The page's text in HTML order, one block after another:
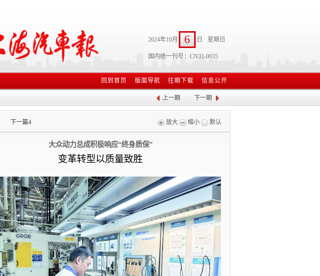
2024年10月 6 日 星期日
国内统一刊号：CN31-0035
回到首页 版面导航 往期下载 信息公开
上一期 下一期
下一篇4 放大 缩小 默认
大众动力总成积极响应“终身质保”
变革转型以质量致胜